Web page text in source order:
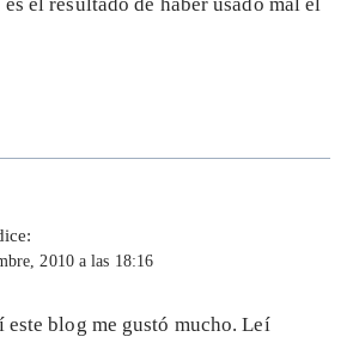
2010 a las 18:16
este blog me gustó mucho. Leí